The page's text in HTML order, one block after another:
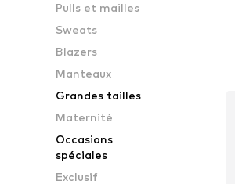
Pulls et mailles
Sweats
Blazers
Manteaux
Grandes tailles
Maternité
Occasions
spéciales
Exclusif